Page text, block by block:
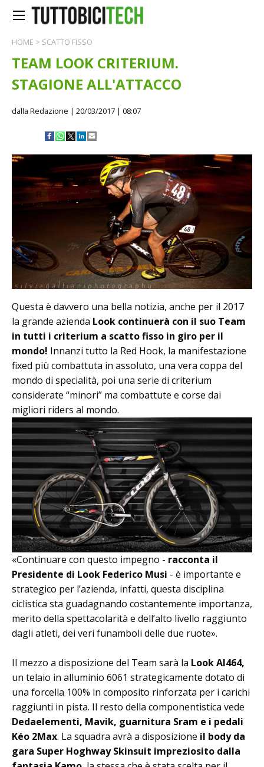
HOME > SCATTO FISSO
TEAM LOOK CRITERIUM.
STAGIONE ALL'ATTACCO
dalla Redazione | 20/03/2017 | 08:07
Questa è davvero una bella notizia, anche per il 2017
la grande azienda Look continuerà con il suo Team
in tutti i criterium a scatto fisso in giro per il
mondo! Innanzi tutto la Red Hook, la manifestazione
fixed più combattuta in assoluto, una vera coppa del
mondo di specialità, poi una serie di criterium
considerate “minori” ma combattute e corse dai
migliori riders al mondo.
«Continuare con questo impegno - racconta il
Presidente di Look Federico Musi - è importante e
strategico per l’azienda, infatti, questa disciplina
ciclistica sta guadagnando costantemente importanza,
merito della spettacolarità e dell’alto livello raggiunto
dagli atleti, dei veri funamboli delle due ruote».
Il mezzo a disposizione del Team sarà la Look Al464,
un telaio in alluminio 6061 strategicamente dotato di
una forcella 100% in composito rinforzata per i carichi
raggiunti in pista. Il resto della componentistica vede
Dedaelementi, Mavik, guarnitura Sram e i pedali
Kéo 2Max. La squadra avrà a disposizione il body da
gara Super Hoghway Skinsuit impreziosito dalla